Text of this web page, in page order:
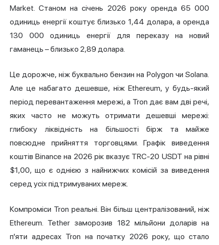
Market. Станом на січень 2026 року оренда 65 000
одиниць енергії коштує близько 1,44 долара, а оренда
130 000 одиниць енергії для переказу на новий
гаманець – близько 2,89 долара.
Це дорожче, ніж буквально бензин на Polygon чи Solana.
Але це набагато дешевше, ніж Ethereum, у будь-який
період перевантаження мережі, а Tron дає вам дві речі,
яких часто не можуть отримати дешевші мережі:
глибоку ліквідність на більшості бірж та майже
повсюдне прийняття торговцями. Графік виведення
коштів Binance на 2026 рік вказує TRC-20 USDT на рівні
$1,00, що є однією з найнижчих комісій за виведення
серед усіх підтримуваних мереж.
Компроміси Tron реальні. Він більш централізований, ніж
Ethereum. Tether заморозив 182 мільйони доларів на
п'яти адресах Tron на початку 2026 року, що стало